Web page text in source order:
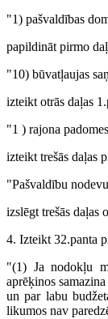
"1) pašvaldības
papildināt pirmo
"10) būvatļaujas
izteikt otrās daļas
"1 ) rajona
izteikt trešās daļas
"Pašvaldību
izslēgt trešās daļas
4. Izteikt 32.panta
"(1) Ja nodokļu
aprēķinos
un par labu
likumos nav